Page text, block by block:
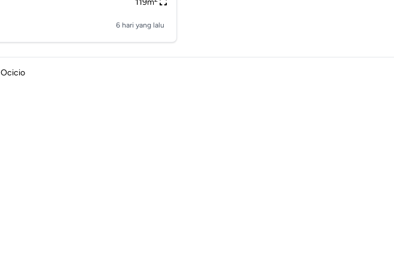
119m
6 hari yang lalu
Ocicio